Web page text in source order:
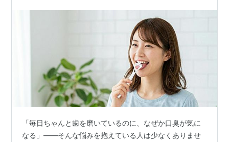
「毎日ちゃんと歯を磨いているのに、なぜか口臭が気に
なる」――そんな悩みを抱えている人は少なくありませ